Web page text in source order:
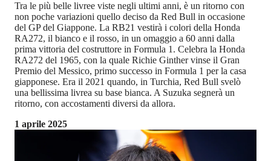
Tra le più belle livree viste negli ultimi anni, è un ritorno con
non poche variazioni quello deciso da Red Bull in occasione
del GP del Giappone. La RB21 vestirà i colori della Honda
RA272, il bianco e il rosso, in un omaggio a 60 anni dalla
prima vittoria del costruttore in Formula 1. Celebra la Honda
RA272 del 1965, con la quale Richie Ginther vinse il Gran
Premio del Messico, primo successo in Formula 1 per la casa
giapponese. Era il 2021 quando, in Turchia, Red Bull svelò
una bellissima livrea su base bianca. A Suzuka segnerà un
ritorno, con accostamenti diversi da allora.
1 aprile 2025